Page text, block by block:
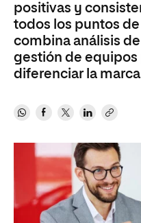
positivas y
todos los puntos
combina análisis
gestión de equipos
diferenciar la